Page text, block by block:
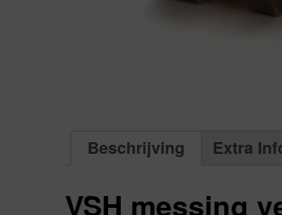
Beschrijving Extra
VSH messing